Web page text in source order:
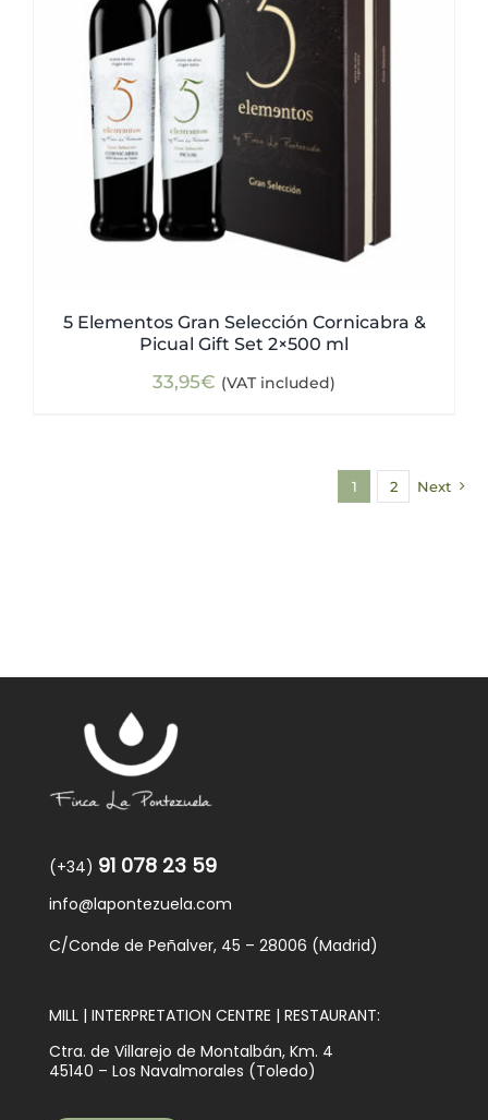
5 Elementos Gran Selección Cornicabra &
Picual Gift Set 2×500 ml
33,95€ (VAT included)
1 2 Next
(+34) 91 078 23 59
info@lapontezuela.com
C/Conde de Peñalver, 45 – 28006 (Madrid)
MILL | INTERPRETATION CENTRE | RESTAURANT:
Ctra. de Villarejo de Montalbán, Km. 4
45140 – Los Navalmorales (Toledo)